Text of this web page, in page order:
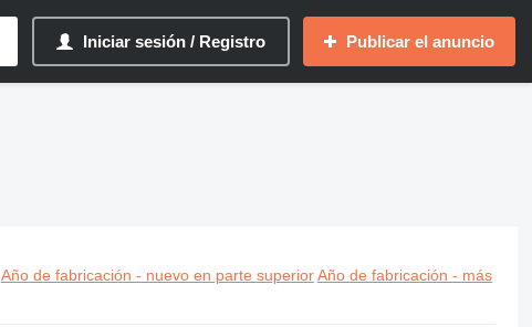
Iniciar sesión / Registro Publicar el anuncio
Año de fabricación - nuevo en parte superior Año de fabricación - más